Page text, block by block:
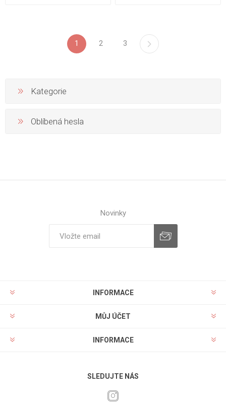
1 2 3
Kategorie
Oblíbená hesla
Novinky
INFORMACE
MŮJ ÚČET
INFORMACE
SLEDUJTE NÁS